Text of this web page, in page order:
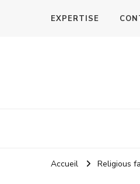
EXPERTISE
Accueil Religious